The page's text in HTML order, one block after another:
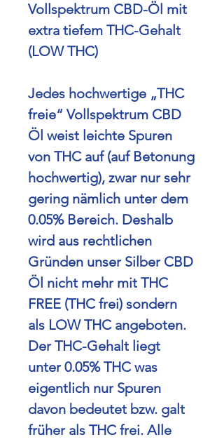
Vollspektrum CBD-Öl mit
extra tiefem THC-Gehalt
(LOW THC)
Jedes hochwertige „THC
freie“ Vollspektrum CBD
Öl weist leichte Spuren
von THC auf (auf Betonung
hochwertig), zwar nur sehr
gering nämlich unter dem
0.05% Bereich. Deshalb
wird aus rechtlichen
Gründen unser Silber CBD
Öl nicht mehr mit THC
FREE (THC frei) sondern
als LOW THC angeboten.
Der THC-Gehalt liegt
unter 0.05% THC was
eigentlich nur Spuren
davon bedeutet bzw. galt
früher als THC frei. Alle